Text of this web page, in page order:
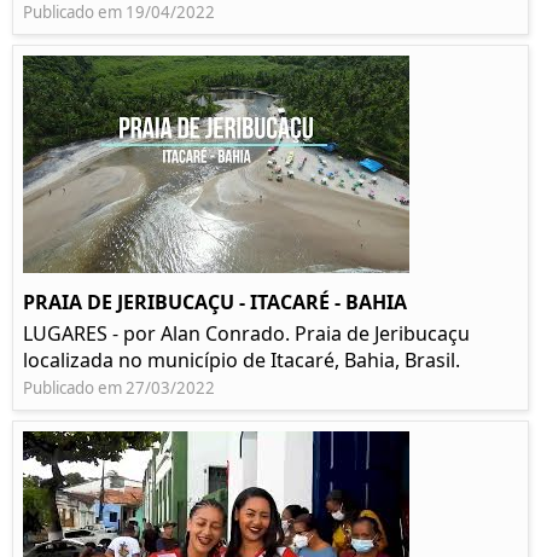
Publicado em 19/04/2022
PRAIA DE JERIBUCAÇU - ITACARÉ - BAHIA
LUGARES - por Alan Conrado. Praia de Jeribucaçu
localizada no município de Itacaré, Bahia, Brasil.
Publicado em 27/03/2022